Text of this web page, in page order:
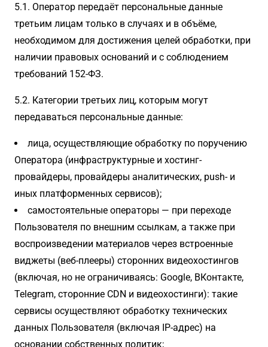
5.1. Оператор передаёт персональные данные
третьим лицам только в случаях и в объёме,
необходимом для достижения целей обработки, при
наличии правовых оснований и с соблюдением
требований 152-ФЗ.
5.2. Категории третьих лиц, которым могут
передаваться персональные данные:
лица, осуществляющие обработку по поручению
Оператора (инфраструктурные и хостинг-
провайдеры, провайдеры аналитических, push- и
иных платформенных сервисов);
самостоятельные операторы — при переходе
Пользователя по внешним ссылкам, а также при
воспроизведении материалов через встроенные
виджеты (веб-плееры) сторонних видеохостингов
(включая, но не ограничиваясь: Google, ВКонтакте,
Telegram, сторонние CDN и видеохостинги): такие
сервисы осуществляют обработку технических
данных Пользователя (включая IP-адрес) на
основании собственных политик;